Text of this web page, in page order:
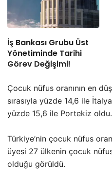
İş Bankası Grubu Üst
Yönetiminde Tarihi
Görev Değişimi!
Çocuk nüfus oranının en
sırasıyla yüzde 14,6 ile
yüzde 15,6 ile Portekiz oldu.
Türkiye’nin çocuk nüfus
üyesi 27 ülkenin çocuk
olduğu görüldü.